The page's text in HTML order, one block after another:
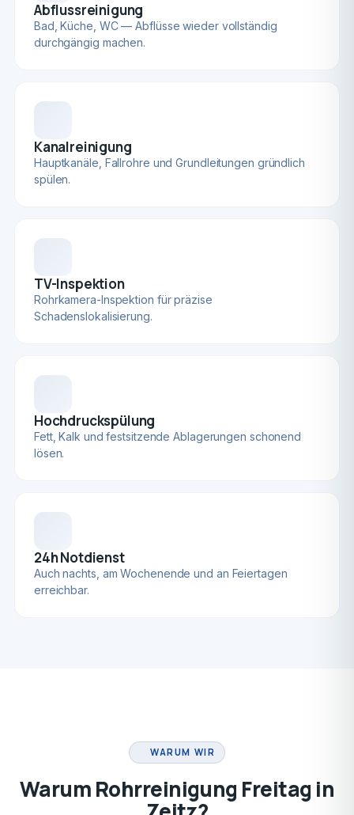
Abflussreinigung
Bad, Küche, WC — Abflüsse wieder vollständig
durchgängig machen.
Kanalreinigung
Hauptkanäle, Fallrohre und Grundleitungen gründlich
spülen.
TV-Inspektion
Rohrkamera-Inspektion für präzise
Schadenslokalisierung.
Hochdruckspülung
Fett, Kalk und festsitzende Ablagerungen schonend
lösen.
24h Notdienst
Auch nachts, am Wochenende und an Feiertagen
erreichbar.
WARUM WIR
Warum Rohrreinigung Freitag in